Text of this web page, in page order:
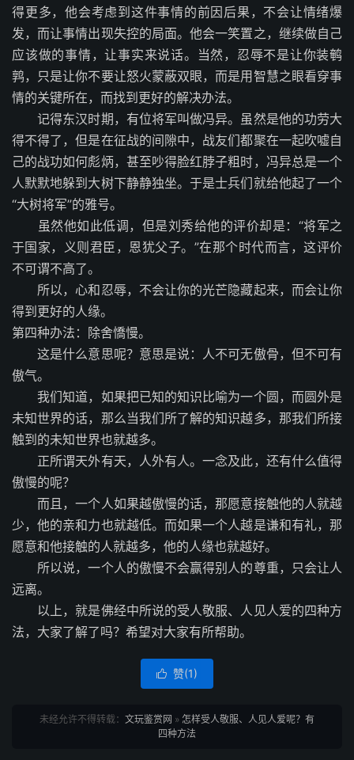
得更多，他会考虑到这件事情的前因后果，不会让情绪爆
发，而让事情出现失控的局面。他会一笑置之，继续做自己
应该做的事情，让事实来说话。当然，忍辱不是让你装鹌
鹑，只是让你不要让怒火蒙蔽双眼，而是用智慧之眼看穿事
情的关键所在，而找到更好的解决办法。
记得东汉时期，有位将军叫做冯异。虽然是他的功劳大
得不得了，但是在征战的间隙中，战友们都聚在一起吹嘘自
己的战功如何彪炳，甚至吵得脸红脖子粗时，冯异总是一个
人默默地躲到大树下静静独坐。于是士兵们就给他起了一个
“大树将军”的雅号。
虽然他如此低调，但是刘秀给他的评价却是：“将军之
于国家，义则君臣，恩犹父子。”在那个时代而言，这评价
不可谓不高了。
所以，心和忍辱，不会让你的光芒隐藏起来，而会让你
得到更好的人缘。
第四种办法：除舍憍慢。
这是什么意思呢？意思是说：人不可无傲骨，但不可有
傲气。
我们知道，如果把已知的知识比喻为一个圆，而圆外是
未知世界的话，那么当我们所了解的知识越多，那我们所接
触到的未知世界也就越多。
正所谓天外有天，人外有人。一念及此，还有什么值得
傲慢的呢？
而且，一个人如果越傲慢的话，那愿意接触他的人就越
少，他的亲和力也就越低。而如果一个人越是谦和有礼，那
愿意和他接触的人就越多，他的人缘也就越好。
所以说，一个人的傲慢不会赢得别人的尊重，只会让人
远离。
以上，就是佛经中所说的受人敬服、人见人爱的四种方
法，大家了解了吗？希望对大家有所帮助。
 赞(1)
未经允许不得转载： 文玩鉴赏网 » 怎样受人敬服、人见人爱呢？有
四种方法